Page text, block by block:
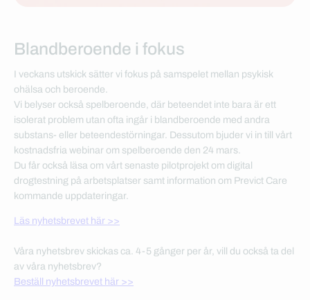
Blandberoende i fokus
I veckans utskick sätter vi fokus på samspelet mellan psykisk
ohälsa och beroende.
Vi belyser också spelberoende, där beteendet inte bara är ett
isolerat problem utan ofta ingår i blandberoende med andra
substans- eller beteendestörningar. Dessutom bjuder vi in till vårt
kostnadsfria webinar om spelberoende den 24 mars.
Du får också läsa om vårt senaste pilotprojekt om digital
drogtestning på arbetsplatser samt information om Previct Care
kommande uppdateringar.
Läs nyhetsbrevet här >>
Våra nyhetsbrev skickas ca. 4-5 gånger per år, vill du också ta del
av våra nyhetsbrev?
Beställ nyhetsbrevet här >>